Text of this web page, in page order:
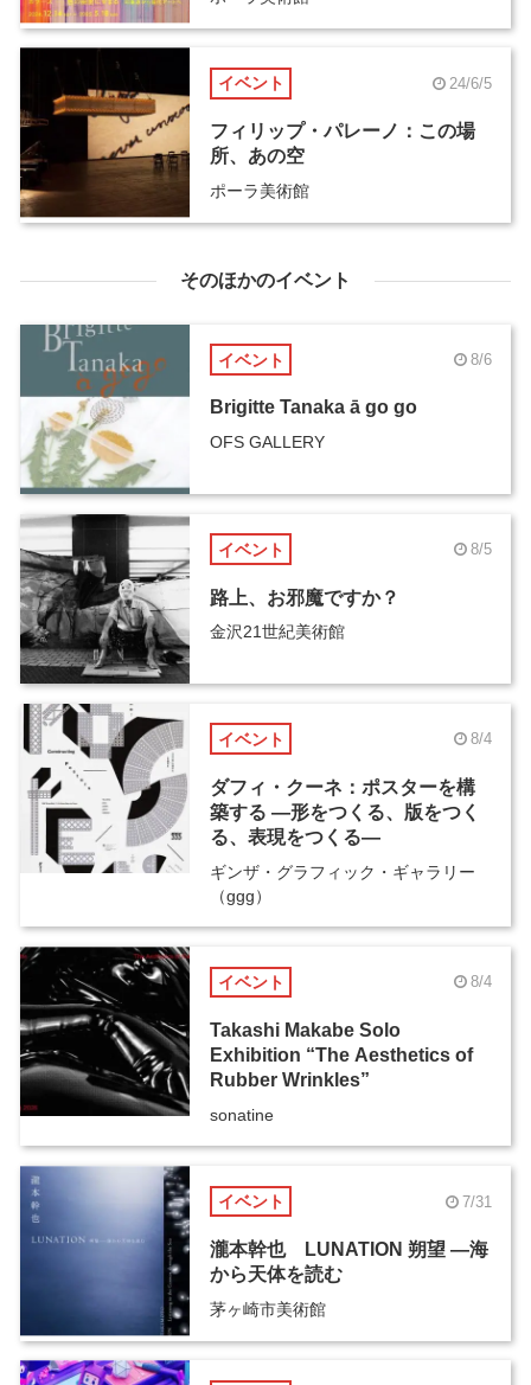
イベント 24/6/5
フィリップ・パレーノ：この場
所、あの空
ポーラ美術館
そのほかのイベント
イベント 8/6
Brigitte Tanaka ā go go
OFS GALLERY
イベント 8/5
路上、お邪魔ですか？
金沢21世紀美術館
イベント 8/4
ダフィ・クーネ：ポスターを構
築する ―形をつくる、版をつく
る、表現をつくる―
ギンザ・グラフィック・ギャラリー
（ggg）
イベント 8/4
Takashi Makabe Solo
Exhibition “The Aesthetics of
Rubber Wrinkles”
sonatine
イベント 7/31
瀧本幹也 LUNATION 朔望 ―海
から天体を読む
茅ヶ崎市美術館